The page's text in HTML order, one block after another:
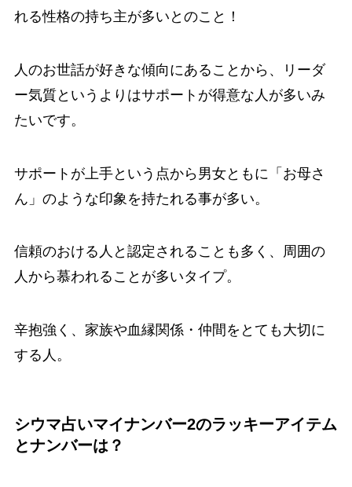
れる性格の持ち主が多いとのこと！
人のお世話が好きな傾向にあることから、リーダ
ー気質というよりはサポートが得意な人が多いみ
たいです。
サポートが上手という点から男女ともに「お母さ
ん」のような印象を持たれる事が多い。
信頼のおける人と認定されることも多く、周囲の
人から慕われることが多いタイプ。
辛抱強く、家族や血縁関係・仲間をとても大切に
する人。
シウマ占いマイナンバー2のラッキーアイテム
とナンバーは？